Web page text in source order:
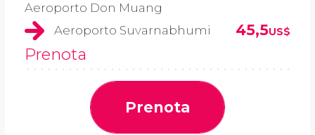
Aeroporto Don Muang
Aeroporto Suvarnabhumi
45,5US$
Prenota
Prenota